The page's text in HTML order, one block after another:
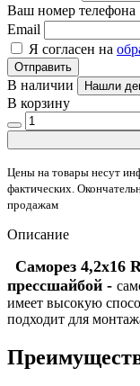
Ваш номер телефона
Email
Я согласен на
Отправить
В наличии Нашли
В корзину
Цены на товары несут
фактических.
продажам
Описание
Саморез 4,2х16
прессшайбой -
имеет высокую
подходит для